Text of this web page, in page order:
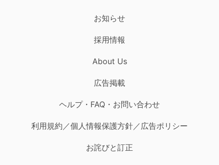
お知らせ
採用情報
About Us
広告掲載
ヘルプ・FAQ・お問い合わせ
利用規約／個人情報保護方針／広告ポリシー
お詫びと訂正